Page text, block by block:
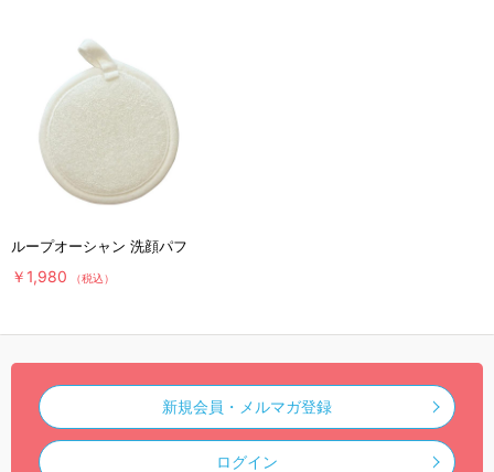
ループオーシャン 洗顔パフ
￥1,980 （税込）
新規会員・メルマガ登録
ログイン